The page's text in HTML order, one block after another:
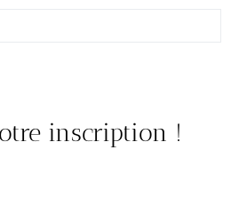
inscription !